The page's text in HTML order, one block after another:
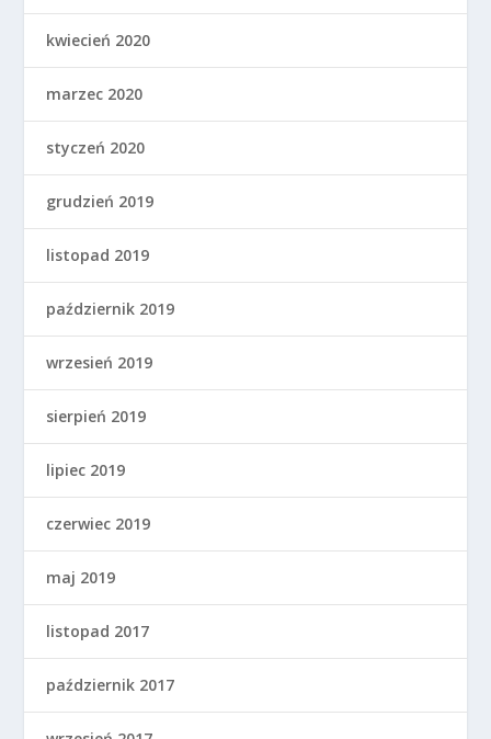
kwiecień 2020
marzec 2020
styczeń 2020
grudzień 2019
listopad 2019
październik 2019
wrzesień 2019
sierpień 2019
lipiec 2019
czerwiec 2019
maj 2019
listopad 2017
październik 2017